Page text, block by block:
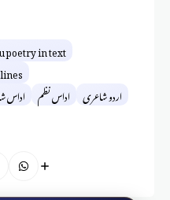
poetry in text
اداس اداس نظم اردو شاعری